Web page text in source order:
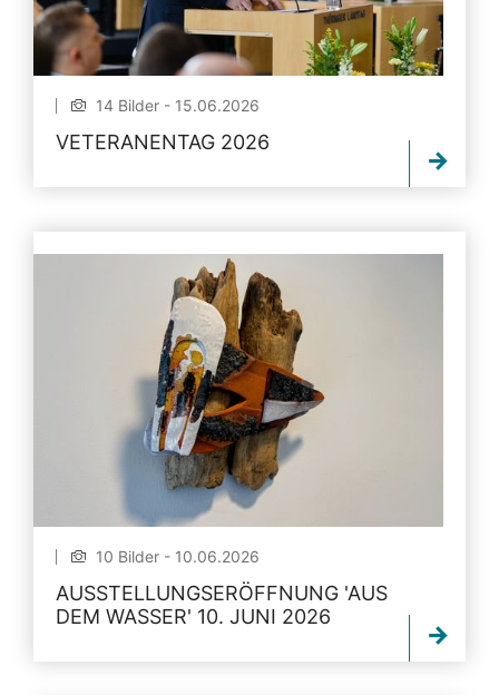
14 Bilder - 15.06.2026
VETERANENTAG 2026
10 Bilder - 10.06.2026
AUSSTELLUNGSERÖFFNUNG 'AUS
DEM WASSER' 10. JUNI 2026